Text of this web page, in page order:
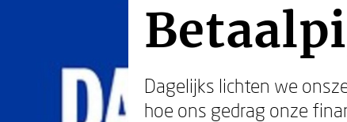
Dagelijks lichten we
hoe ons gedrag onze